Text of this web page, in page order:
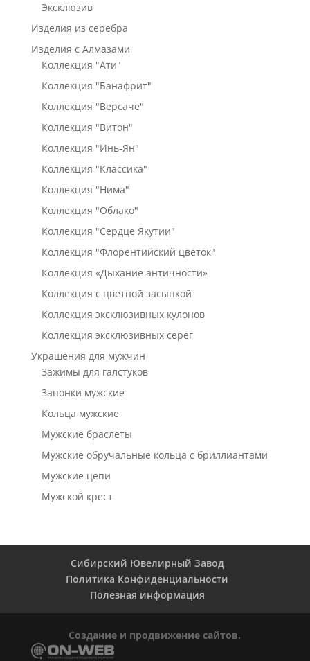
Эксклюзив
Изделия из серебра
Изделия с Алмазами
Коллекция "Ати"
Коллекция "Банафрит"
Коллекция "Версаче"
Коллекция "Витон"
Коллекция "Инь-Ян"
Коллекция "Классика"
Коллекция "Нима"
Коллекция "Облако"
Коллекция "Сердце Якутии"
Коллекция "Флорентийский цветок"
Коллекция «Дыхание античности»
Коллекция с цветной засыпкой
Коллекция эксклюзивных кулонов
Коллекция эксклюзивных серег
Украшения для мужчин
Зажимы для галстуков
Запонки мужские
Кольца мужские
Мужские браслеты
Мужские обручальные кольца с бриллиантами
Мужские цепи
Мужской крест
Сибирский Ювелирный Завод
Политика Конфиденциальности
Полезная информация
Создание и продвижение сайтов.